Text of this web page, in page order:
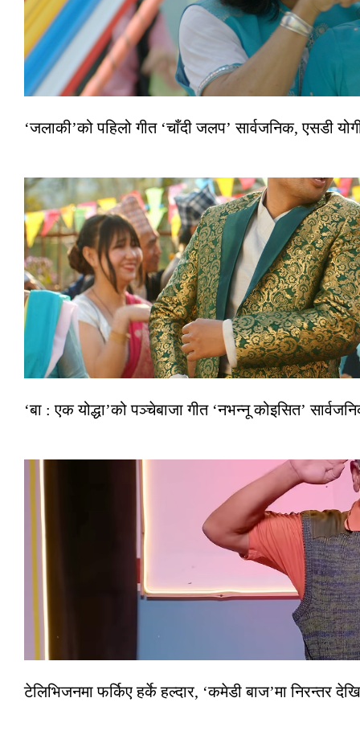
‘जलाकी’को पहिलो गीत ‘चाँदी जलप’ सार्वजनिक, एसडी
‘बा : एक योद्धा’को पञ्चेबाजा गीत ‘नभन्नू कोइसित’
टेलिभिजनमा फर्किए हर्के हल्दार, ‘कमेडी बाज’मा निरन्तर